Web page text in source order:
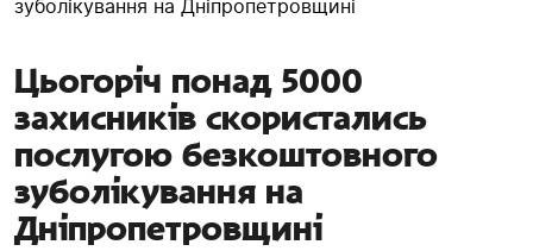
зуболікування на Дніпропетровщині
Цьогоріч понад 5000
захисників скористались
послугою безкоштовного
зуболікування на
Дніпропетровщині